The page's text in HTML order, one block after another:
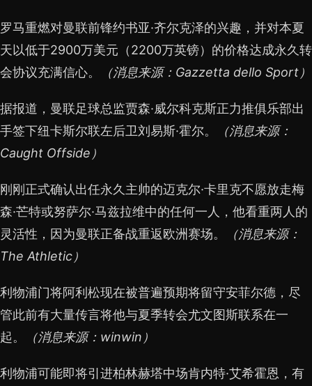
罗马重燃对曼联前锋约书亚·齐尔克泽的兴趣，并对本夏
天以低于2900万美元（2200万英镑）的价格达成永久转
会协议充满信心。
（消息来源：Gazzetta dello Sport）
据报道，曼联足球总监贾森·威尔科克斯正力推俱乐部出
手签下纽卡斯尔联左后卫刘易斯·霍尔。
（消息来源：
Caught Offside）
刚刚正式确认出任永久主帅的迈克尔·卡里克不愿放走梅
森·芒特或努萨尔·马兹拉维中的任何一人，他看重两人的
灵活性，因为曼联正备战重返欧洲赛场。
（消息来源：
The Athletic）
利物浦门将阿利松现在被普遍预期将留守安菲尔德，尽
管此前有大量传言将他与夏季转会尤文图斯联系在一
起。
（消息来源：winwin）
利物浦可能即将引进柏林赫塔中场肯内特·艾希霍恩，有